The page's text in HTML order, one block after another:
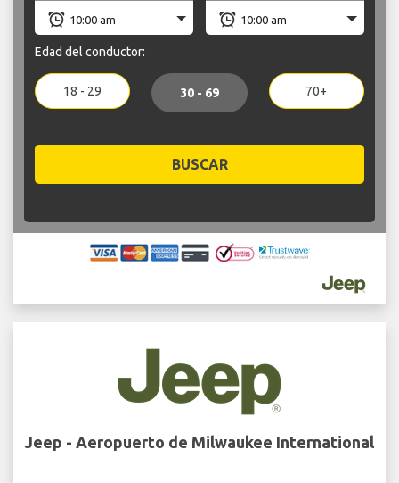
Edad del conductor:
18 - 29 30 - 69 70+
BUSCAR
Jeep - Aeropuerto de Milwaukee International